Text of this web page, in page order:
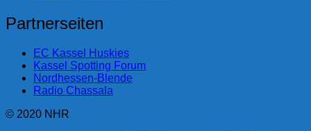
Partnerseiten
EC Kassel Huskies
Kassel Spotting Forum
Nordhessen-Blende
Radio Chassala
© 2020 NHR